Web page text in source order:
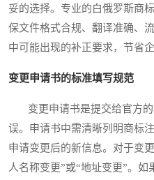
妥的选择。专业的白俄罗斯商
保文件格式合规、翻译准确、
中可能出现的补正要求，节省
变更申请书的标准填写规范
变更申请书是提交给官方的
误。申请书中需清晰列明商标
申请变更后的新信息。对于变
人名称变更”或“地址变更”。如